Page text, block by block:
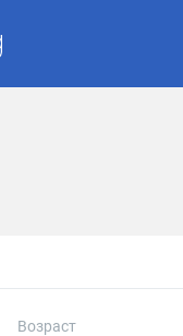
Возраст